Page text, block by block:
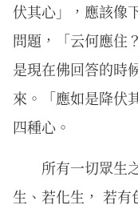
伏其心」，應該像
問題，「云何應住
是現在佛回答的時
來。「應如是降伏
四種心。
所有一切眾生
生、若化生， 若有